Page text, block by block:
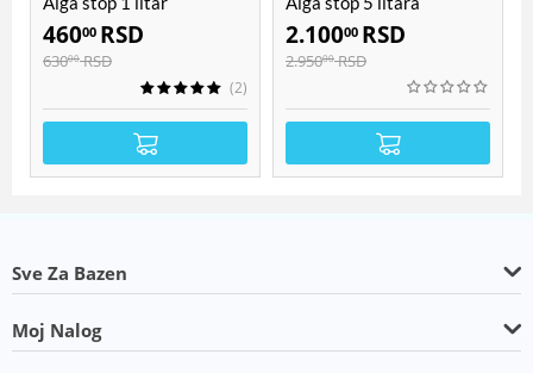
46000 RSD
63000 RSD
(2)
2.10000 RSD
2.95000 RSD
Sve Za Bazen
Moj Nalog